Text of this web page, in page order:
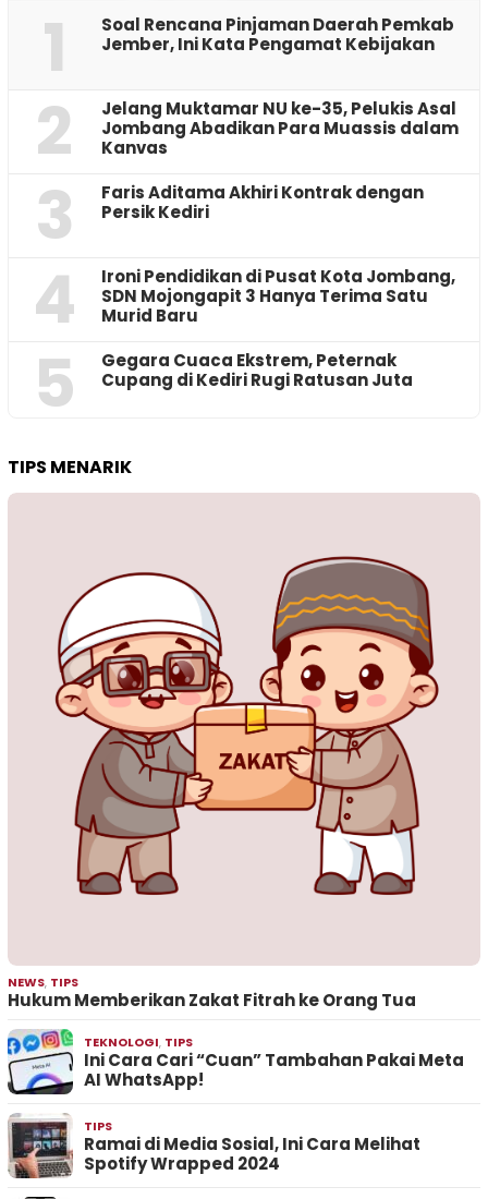
1
‎Soal Rencana Pinjaman Daerah Pemkab
Jember, Ini Kata Pengamat Kebijakan ‎
2
Jelang Muktamar NU ke-35, Pelukis Asal
Jombang Abadikan Para Muassis dalam
Kanvas
3
Faris Aditama Akhiri Kontrak dengan
Persik Kediri
4
Ironi Pendidikan di Pusat Kota Jombang,
SDN Mojongapit 3 Hanya Terima Satu
Murid Baru
5
‎Gegara Cuaca Ekstrem, Peternak
Cupang di Kediri Rugi Ratusan Juta
TIPS MENARIK
NEWS, TIPS
Hukum Memberikan Zakat Fitrah ke Orang Tua
TEKNOLOGI, TIPS
Ini Cara Cari “Cuan” Tambahan Pakai Meta
AI WhatsApp!
TIPS
Ramai di Media Sosial, Ini Cara Melihat
Spotify Wrapped 2024